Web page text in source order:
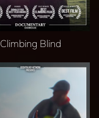
Climbing Blind